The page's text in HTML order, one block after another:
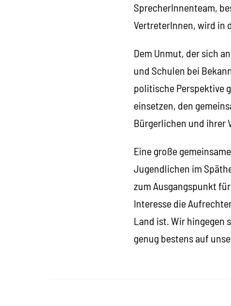
SprecherInnenteam,
Vertreter­Innen, wird in
Dem Un­­­­­­­­mut, der sich
und Schulen bei
politische Perspektive
einsetzen, den
Bürgerlichen und ihrer
Eine große
Jugendlichen im
zum Ausgangspunkt
Interesse die
Land ist. Wir hingegen
genug bestens auf